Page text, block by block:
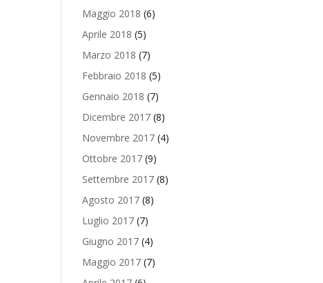
Maggio 2018 (6)
Aprile 2018 (5)
Marzo 2018 (7)
Febbraio 2018 (5)
Gennaio 2018 (7)
Dicembre 2017(8)
Novembre 2017(4)
Ottobre 2017(9)
Settembre 2017(8)
Agosto 2017(8)
Luglio 2017(7)
Giugno 2017(4)
Maggio 2017(7)